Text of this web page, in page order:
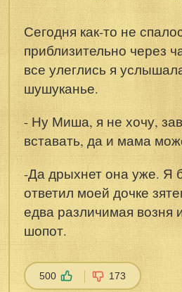
Сегодня как-то не
приблизительно через
все улеглись я
шушуканье.
- Ну Миша, я не хочу,
вставать, да и мама
-Да дрыхнет она уже. Я
ответил моей дочке
едва различимая
шопот.
500 173